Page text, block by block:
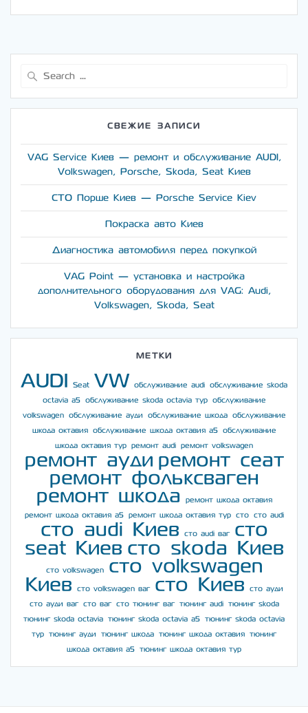
СВЕЖИЕ ЗАПИСИ
VAG Service Киев — ремонт и обслуживание AUDI,
Volkswagen, Porsche, Skoda, Seat Киев
СТО Порше Киев — Porsche Service Kiev
Покраска авто Киев
Диагностика автомобиля перед покупкой
VAG Point — установка и настройка
дополнительного оборудования для VAG: Audi,
Volkswagen, Skoda, Seat
МЕТКИ
AUDI Seat VW обслуживание audi
обслуживание skoda
octavia a5
обслуживание skoda octavia тур
обслуживание
volkswagen
обслуживание ауди обслуживание шкода
обслуживание
шкода октавия
обслуживание шкода октавия а5
обслуживание
шкода октавия тур
ремонт audi ремонт volkswagen
ремонт ауди ремонт сеат
ремонт фольксваген
ремонт шкода
ремонт шкода октавия
ремонт шкода октавия а5
ремонт шкода октавия тур сто сто audi
сто audi Киев сто audi ваг
сто
seat Киев сто skoda Киев
сто volkswagen
сто volkswagen
Киев
сто volkswagen ваг сто Киев
сто ауди
сто ауди ваг
сто ваг сто тюнинг ваг тюнинг audi
тюнинг skoda
тюнинг skoda octavia
тюнинг skoda octavia a5
тюнинг skoda octavia
тур
тюнинг ауди тюнинг шкода тюнинг шкода октавия
тюнинг
шкода октавия а5
тюнинг шкода октавия тур